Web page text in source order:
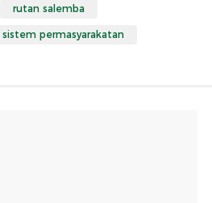
rutan salemba
sistem permasyarakatan